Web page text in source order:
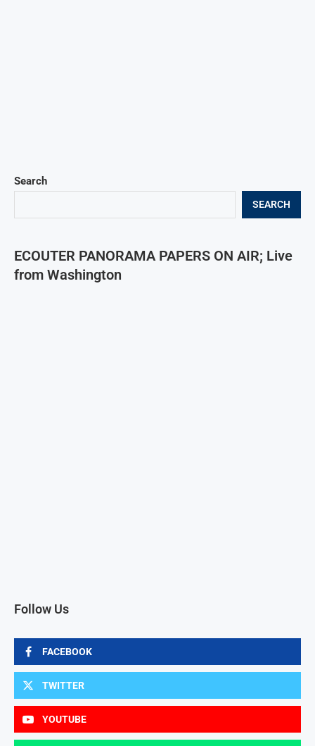
Search
SEARCH
ECOUTER PANORAMA PAPERS ON AIR; Live
from Washington
Follow Us
FACEBOOK
TWITTER
YOUTUBE